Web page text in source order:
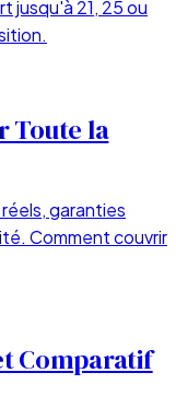
jusqu'à 21, 25 ou
Toute la
garanties
Comment couvrir
Comparatif